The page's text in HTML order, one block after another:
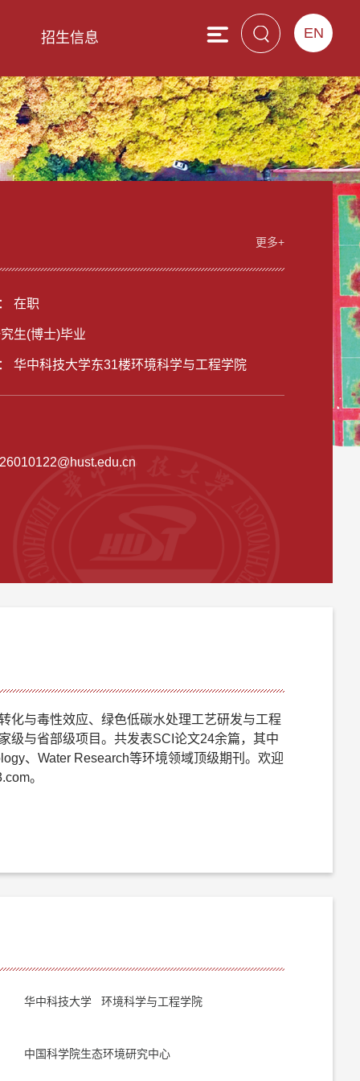
EN
招生信息
更多+
在职
生(博士)毕业
华中科技大学东31楼环境科学与工程学院
化与毒性效应、绿色低碳水处理工艺研发与工程
级与省部级项目。共发表SCI论文24余篇，其中
、Water Research等环境领域顶级期刊。欢迎
。
华中科技大学 环境科学与工程学院
中国科学院生态环境研究中心